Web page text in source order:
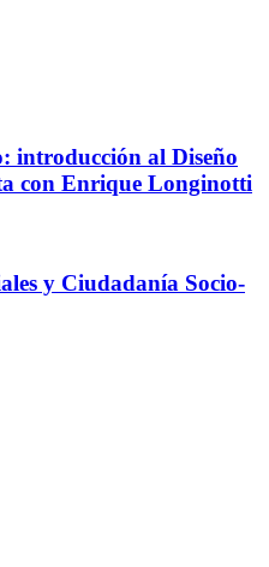
introducción al Diseño
con Enrique Longinotti
y Ciudadanía Socio-